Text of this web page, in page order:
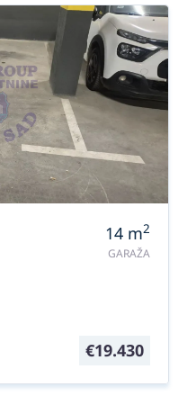
14 m2
GARAŽA
€19.430